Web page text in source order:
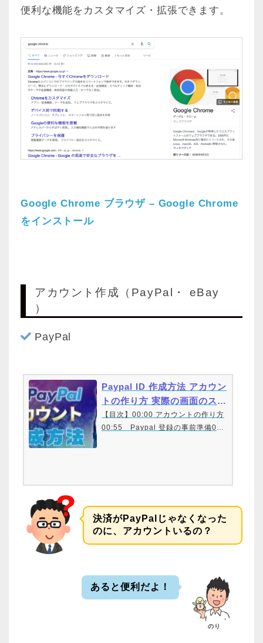
便利な機能をカスタマイズ・拡張できます。
Google Chrome ブラウザ – Google Chrome
をインストール
アカウント作成（PayPal・ eBay
）
PayPal
Paypal ID 作成方法 アカウン
トの作り方 実際の画面のスク
リーンショットで解説し…
【目次】00:00 アカウントの作り方
00:55 Paypal 登録の事前準備01:
マークをクリックして確認01:45…
決済がPayPalじゃなくなった
のに、アカウントいるの？
あると便利だよ！
のり